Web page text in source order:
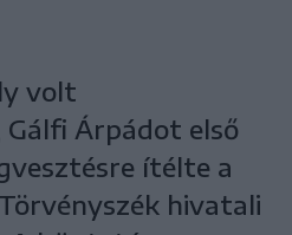
volt
Árpádot első
ítélte a
hivatali